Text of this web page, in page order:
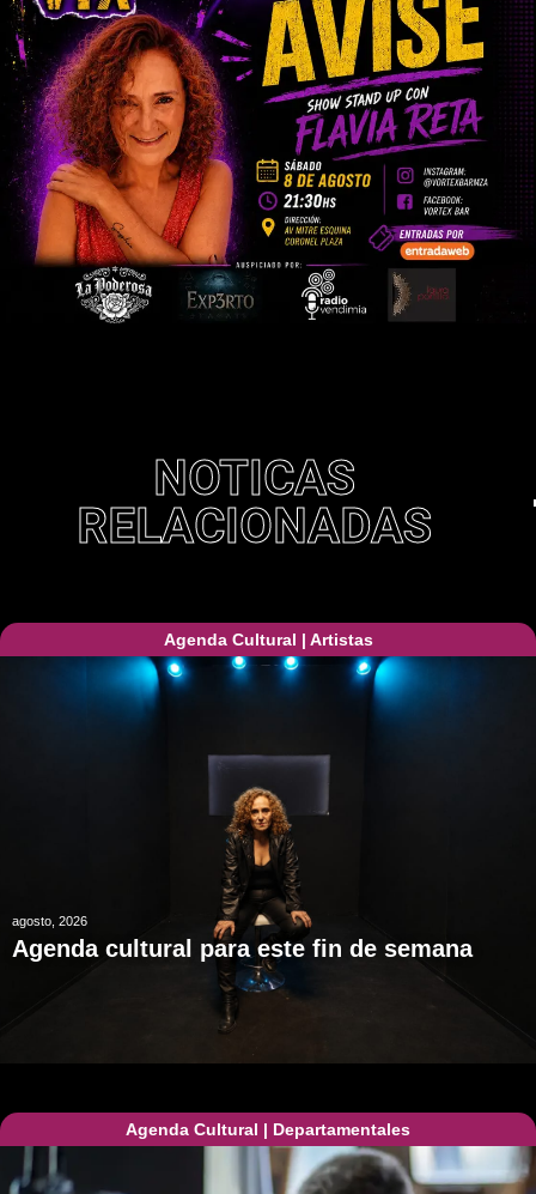
NOTICAS
RELACIONADAS
Agenda Cultural | Artistas
agosto, 2026
Agenda cultural para este fin de semana
Agenda Cultural | Departamentales